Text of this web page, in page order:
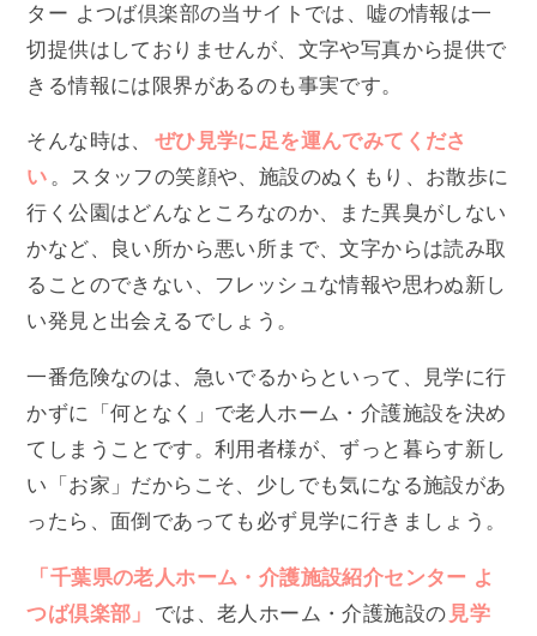
ター よつば倶楽部の当サイトでは、嘘の情報は一
切提供はしておりませんが、文字や写真から提供で
きる情報には限界があるのも事実です。
そんな時は、
ぜひ見学に足を運んでみてくださ
い 。スタッフの笑顔や、施設のぬくもり、お散歩に
行く公園はどんなところなのか、また異臭がしない
かなど、良い所から悪い所まで、文字からは読み取
ることのできない、フレッシュな情報や思わぬ新し
い発見と出会えるでしょう。
一番危険なのは、急いでるからといって、見学に行
かずに「何となく」で老人ホーム・介護施設を決め
てしまうことです。利用者様が、ずっと暮らす新し
い「お家」だからこそ、少しでも気になる施設があ
ったら、面倒であっても必ず見学に行きましょう。
「千葉県の老人ホーム・介護施設紹介センター よ
つば倶楽部」
では、老人ホーム・介護施設の 見学